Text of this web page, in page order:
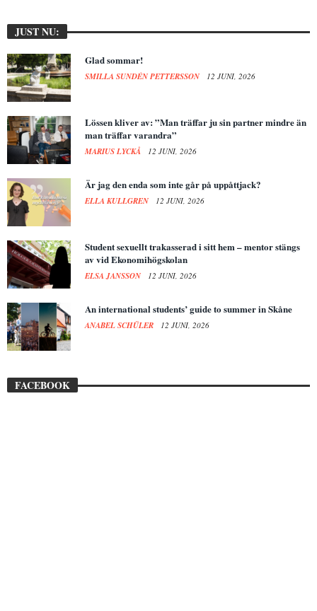
JUST NU:
Glad sommar!
SMILLA SUNDÉN PETTERSSON 12 JUNI, 2026
Lössen kliver av: ”Man träffar ju sin partner mindre än
man träffar varandra”
MARIUS LYCKÅ 12 JUNI, 2026
Är jag den enda som inte går på uppåttjack?
ELLA KULLGREN 12 JUNI, 2026
Student sexuellt trakasserad i sitt hem – mentor stängs
av vid Ekonomihögskolan
ELSA JANSSON 12 JUNI, 2026
An international students’ guide to summer in Skåne
ANABEL SCHÜLER 12 JUNI, 2026
FACEBOOK